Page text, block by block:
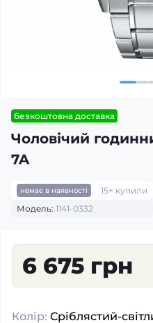
безкоштовна доставка
Чоловічий
7A
немає в наявності 15+ купили
Модель: 1141-0332
6 675 грн
Колір: Сріблястий-